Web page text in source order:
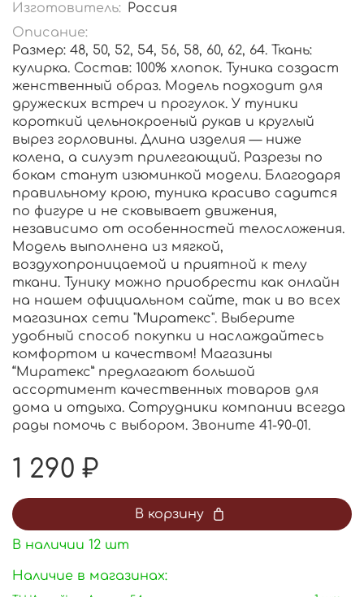
Изготовитель: Россия
Описание:
Размер: 48, 50, 52, 54, 56, 58, 60, 62, 64. Ткань:
кулирка. Состав: 100% хлопок. Туника создаст
женственный образ. Модель подходит для
дружеских встреч и прогулок. У туники
короткий цельнокроеный рукав и круглый
вырез горловины. Длина изделия — ниже
колена, а силуэт прилегающий. Разрезы по
бокам станут изюминкой модели. Благодаря
правильному крою, туника красиво садится
по фигуре и не сковывает движения,
независимо от особенностей телосложения.
Модель выполнена из мягкой,
воздухопроницаемой и приятной к телу
ткани. Тунику можно приобрести как онлайн
на нашем официальном сайте, так и во всех
магазинах сети "Миратекс". Выберите
удобный способ покупки и наслаждайтесь
комфортом и качеством! Магазины
“Миратекс” предлагают большой
ассортимент качественных товаров для
дома и отдыха. Сотрудники компании всегда
рады помочь с выбором. Звоните 41-90-01.
1 290 ₽
В корзину
В наличии 12 шт
Наличие в магазинах: